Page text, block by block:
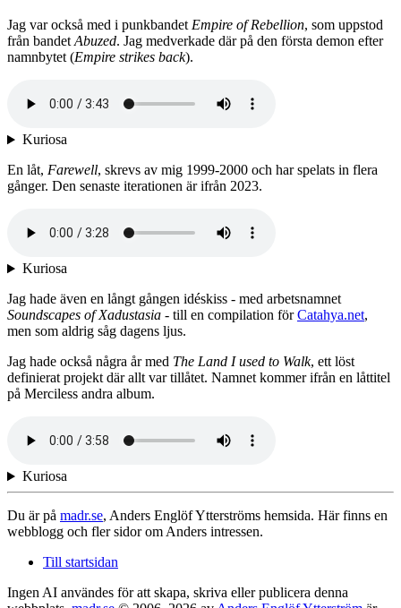
Jag var också med i punkbandet Empire of Rebellion, som uppstod
från bandet Abuzed. Jag medverkade där på den första demon efter
namnbytet (Empire strikes back).
Kuriosa
En låt, Farewell, skrevs av mig 1999-2000 och har spelats in flera
gånger. Den senaste iterationen är ifrån 2023.
Kuriosa
Jag hade även en långt gången idéskiss - med arbetsnamnet
Soundscapes of Xadustasia - till en compilation förCatahya.net,
men som aldrig såg dagens ljus.
Jag hade också några år med The Land I used to Walk, ett löst
definierat projekt där allt var tillåtet. Namnet kommer ifrån en låttitel
på Merciless andra album.
Kuriosa
Du är på madr.se, Anders Englöf Ytterströms hemsida. Här finns en
webblogg och fler sidor om Anders intressen.
Till startsidan
Ingen AI användes för att skapa, skriva eller publicera denna